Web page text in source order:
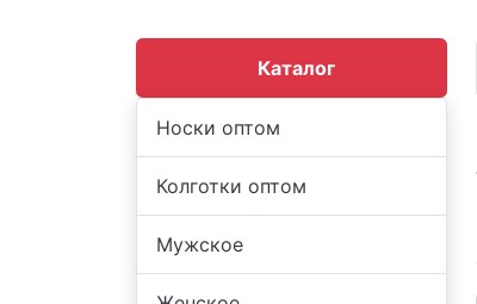
Каталог
Носки оптом
Колготки оптом
Мужское